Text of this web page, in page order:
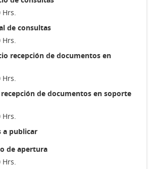
Hrs.
de consultas
Hrs.
recepción de documentos en
Hrs.
de documentos en soporte
Hrs.
a publicar
de apertura
Hrs.